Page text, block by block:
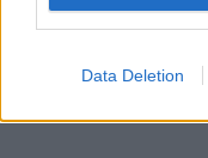
Data Deletion